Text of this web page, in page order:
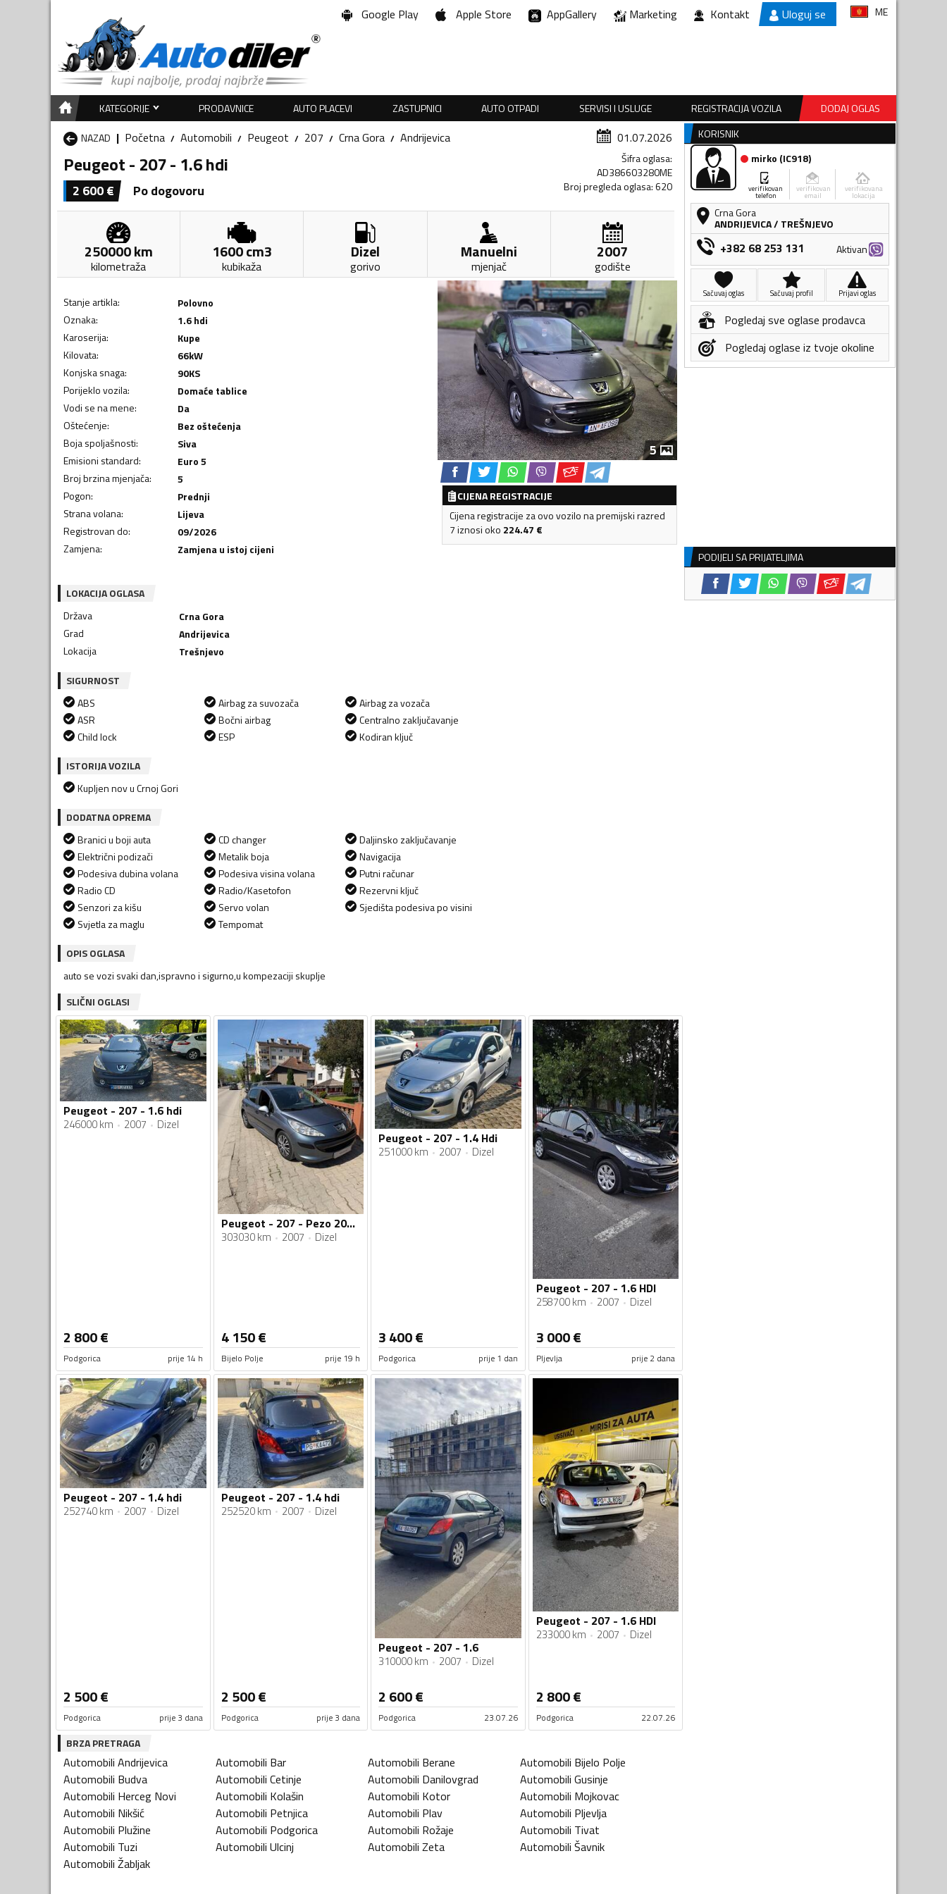
Google Play Apple Store AppGallery Marketing Kontakt Uloguj se ME
KATEGORIJE PRODAVNICE AUTO PLACEVI ZASTUPNICI AUTO OTPADI SERVISI I USLUGE REGISTRACIJA VOZILA
DODAJ OGLAS
NAZAD
Početna Automobili Peugeot 207 Crna Gora Andrijevica 01.07.2026
Peugeot - 207 - 1.6 hdi
2 600€ Po dogovoru
Šifra oglasa:
AD386603280ME
Broj pregleda oglasa:620
250000km
kilometraža
1600cm3
kubikaža
Dizel
gorivo
Manuelni
mjenjač
2007
godište
Stanje artikla:
Polovno
Oznaka:
1.6 hdi
Karoserija:
Kupe
Kilovata: 66kW
Konjska snaga: 90KS
Porijeklo vozila:
Domaće tablice
Vodi se na mene:
Da
Oštećenje:
Bez oštećenja
Boja spoljašnosti:
Siva
Emisioni standard:
Euro 5
Broj brzina mjenjača:
5
Pogon:
Prednji
Strana volana:
Lijeva
Registrovan do:
09/2026
Zamjena: Zamjena u istoj cijeni
5
CIJENA REGISTRACIJE
Cijena registracije za ovo vozilo na premijski razred
7 iznosi oko 224.47 €
LOKACIJA OGLASA
Država
Crna Gora
Grad
Andrijevica
Lokacija
Trešnjevo
SIGURNOST
ABS
ASR
Child lock
Airbag za suvozača
Bočni airbag
ESP
Airbag za vozača
Centralno zaključavanje
Kodiran ključ
ISTORIJA VOZILA
Kupljen nov u Crnoj Gori
DODATNA OPREMA
Branici u boji auta
Električni podizači
Podesiva dubina volana
Radio CD
Senzori za kišu
Svjetla za maglu
CD changer
Metalik boja
Podesiva visina volana
Radio/Kasetofon
Servo volan
Tempomat
Daljinsko zaključavanje
Navigacija
Putni računar
Rezervni ključ
Sjedišta podesiva po visini
OPIS OGLASA
auto se vozi svaki dan,ispravno i sigurno,u kompezaciji skuplje
SLIČNI OGLASI
Peugeot - 207 - 1.6 hdi
246000 km 2007 Dizel
2 800€
Podgorica prije 14 h
Peugeot - 207 - Pezo 207 1.6 HDi 80 Kw 2007g
303030 km 2007 Dizel
4 150€
Bijelo Polje prije 19 h
Peugeot - 207 - 1.4 Hdi
251000 km 2007 Dizel
3 400€
Podgorica prije 1 dan
Peugeot - 207 - 1.6 HDI
258700 km 2007 Dizel
3 000€
Pljevlja prije 2 dana
Peugeot - 207 - 1.4 hdi
252740 km 2007 Dizel
2 500€
Podgorica prije 3 dana
Peugeot - 207 - 1.4 hdi
252520 km 2007 Dizel
2 500€
Podgorica prije 3 dana
Peugeot - 207 - 1.6
310000 km 2007 Dizel
2 600€
Podgorica 23.07.26
Peugeot - 207 - 1.6 HDI
233000 km 2007 Dizel
2 800€
Podgorica 22.07.26
BRZA PRETRAGA
Automobili Andrijevica Automobili Bar Automobili Berane Automobili Bijelo Polje
Automobili Budva Automobili Cetinje Automobili Danilovgrad Automobili Gusinje
Automobili Herceg Novi Automobili Kolašin Automobili Kotor Automobili Mojkovac
Automobili Nikšić Automobili Petnjica Automobili Plav Automobili Pljevlja
Automobili Plužine Automobili Podgorica Automobili Rožaje Automobili Tivat
Automobili Tuzi Automobili Ulcinj Automobili Zeta Automobili Šavnik
Automobili Žabljak
KORISNIK
mirko (IC918)
verifikovan
telefon
verifikovan
email
verifikovana
lokacija
Crna Gora
ANDRIJEVICA/ TREŠNJEVO
+382 68 253 131 Aktivan
Sačuvaj oglas Sačuvaj profil Prijavi oglas
Pogledaj sve oglase prodavca
Pogledaj oglase iz tvoje okoline
PODIJELI SA PRIJATELJIMA